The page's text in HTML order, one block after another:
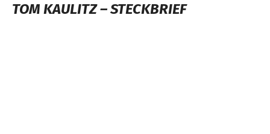
TOM KAULITZ – STECKBRIEF